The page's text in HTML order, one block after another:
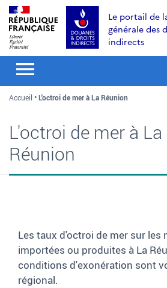
Aller
au
contenu
Aller
recherche
Aller
au
menu
Le portail de
générale des
indirects
Accueil L'octroi de mer à La Réunion
L'octroi de mer à La
Réunion
Les taux d'octroi de mer sur les
importées ou produites à La
conditions d'exonération sont
régional.